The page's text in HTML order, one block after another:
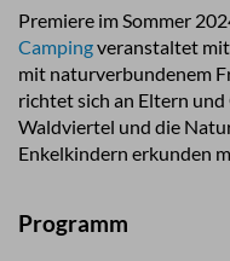
Premiere im Sommer
Campingveranstaltet
mit naturverbundenem
richtet sich an Eltern
Waldviertel und die
Enkelkindern erkunden
Programm